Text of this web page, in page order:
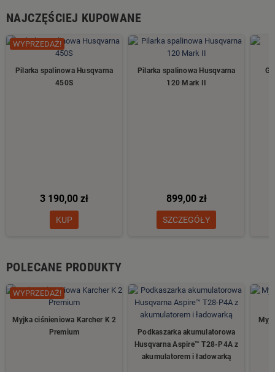
NAJCZĘŚCIEJ KUPOWANE
WYPRZEDAŻ!
Pilarka spalinowa Husqvarna
450S
3 190,00 zł
KUP
Pilarka spalinowa Husqvarna
120 Mark II
899,00 zł
SZCZEGÓŁY
POLECANE PRODUKTY
WYPRZEDAŻ!
Myjka ciśnieniowa Karcher K 2
Premium
Podkaszarka akumulatorowa
Husqvarna Aspire™ T28-P4A z
akumulatorem i ładowarką